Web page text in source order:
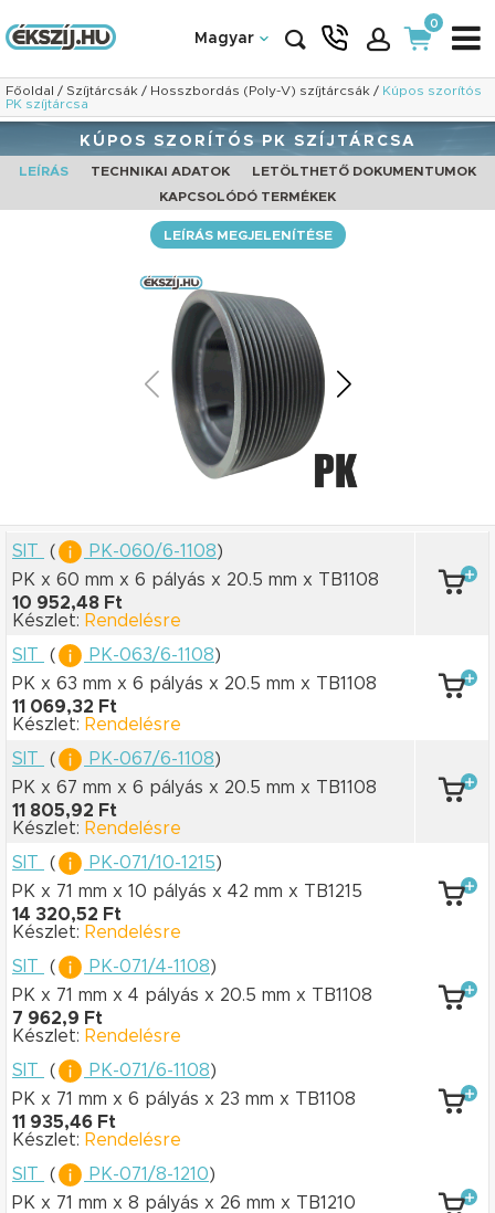
Magyar
0
Főoldal / Szíjtárcsák / Hosszbordás (Poly-V) szíjtárcsák / Kúpos szorítós
PK szíjtárcsa
KÚPOS SZORÍTÓS PK SZÍJTÁRCSA
LEÍRÁS TECHNIKAI ADATOK
LETÖLTHETŐ DOKUMENTUMOK
KAPCSOLÓDÓ TERMÉKEK
LEÍRÁS MEGJELENÍTÉSE
SIT ( PK-060/6-1108)
PK x 60 mm x 6 pályás x 20.5 mm x TB1108
10 952,48 Ft
Készlet: Rendelésre
SIT
( PK-063/6-1108)
PK x 63 mm x 6 pályás x 20.5 mm x TB1108
11 069,32 Ft
Készlet: Rendelésre
SIT
( PK-067/6-1108)
PK x 67 mm x 6 pályás x 20.5 mm x TB1108
11 805,92 Ft
Készlet: Rendelésre
SIT
( PK-071/10-1215)
PK x 71 mm x 10 pályás x 42 mm x TB1215
14 320,52 Ft
Készlet: Rendelésre
SIT
( PK-071/4-1108)
PK x 71 mm x 4 pályás x 20.5 mm x TB1108
7 962,9 Ft
Készlet: Rendelésre
SIT
( PK-071/6-1108)
PK x 71 mm x 6 pályás x 23 mm x TB1108
11 935,46 Ft
Készlet: Rendelésre
SIT
( PK-071/8-1210)
PK x 71 mm x 8 pályás x 26 mm x TB1210